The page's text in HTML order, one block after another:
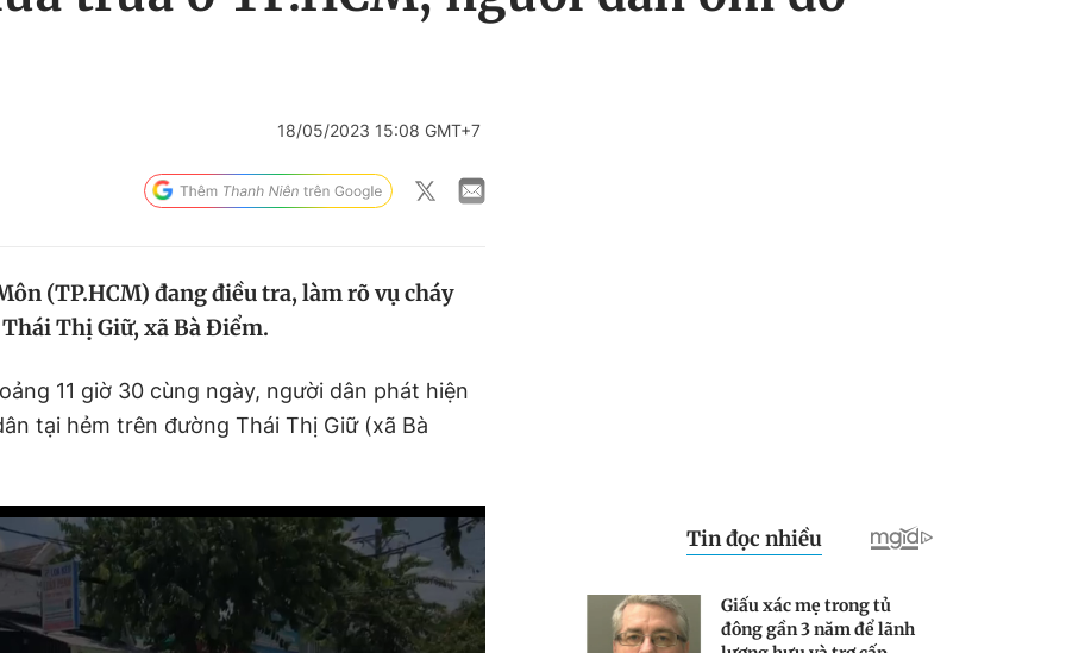
18/05/2023 15:08 GMT+7
(TP.HCM) đang điều tra, làm rõ vụ cháy
Thị Giữ, xã Bà Điểm.
11 giờ 30 cùng ngày, người dân phát hiện
tại hẻm trên đường Thái Thị Giữ (xã Bà